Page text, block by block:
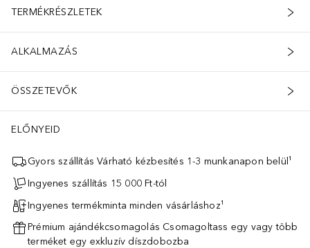
TERMÉKRÉSZLETEK
ALKALMAZÁS
ÖSSZETEVŐK
ELŐNYEID
Gyors szállítás Várható kézbesítés 1-3 munkanapon belül¹
Ingyenes szállítás 15 000 Ft-tól
Ingyenes termékminta minden vásárláshoz¹
Prémium ajándékcsomagolás Csomagoltass egy vagy több
terméket egy exkluzív díszdobozba